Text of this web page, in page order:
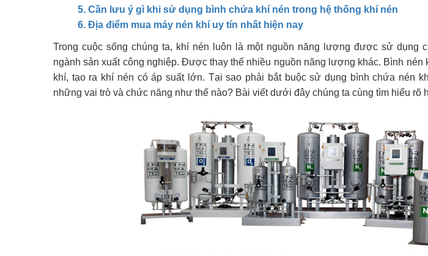
5. Cần lưu ý gì khi sử dụng bình chứa khí nén trong hệ thống khí nén
6. Địa điểm mua máy nén khí uy tín nhất hiện nay
Trong cuộc sống chúng ta, khí nén luôn là một nguồn năng lượng được sử dụng
ngành sản xuất công nghiệp. Được thay thế nhiều nguồn năng lượng khác. Bình
khí, tạo ra khí nén có áp suất lớn. Tại sao phải bắt buộc sử dụng bình chứa nén
những vai trò và chức năng như thế nào? Bài viết dưới đây chúng ta cùng tìm hiểu rõ